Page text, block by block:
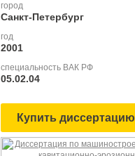
город
Санкт-Петербург
год
2001
специальность ВАК РФ
05.02.04
Купить диссертацию